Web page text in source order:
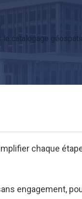
le catalogage
chaque
engagement,